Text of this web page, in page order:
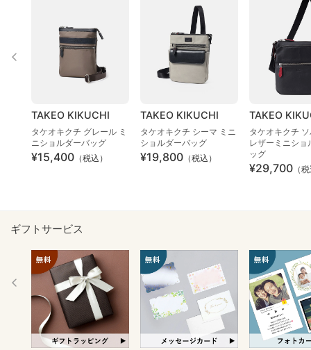
TAKEO KIKUCHI
タケオキクチ グレール ミ
ニショルダーバッグ
¥15,400 （税込）
TAKEO KIKUCHI
タケオキクチ シーマ ミニ
ショルダーバッグ
¥19,800 （税込）
TAKEO
タケオキクチ
レザーミニショ
ッグ
¥29,700 （
ギフトサービス